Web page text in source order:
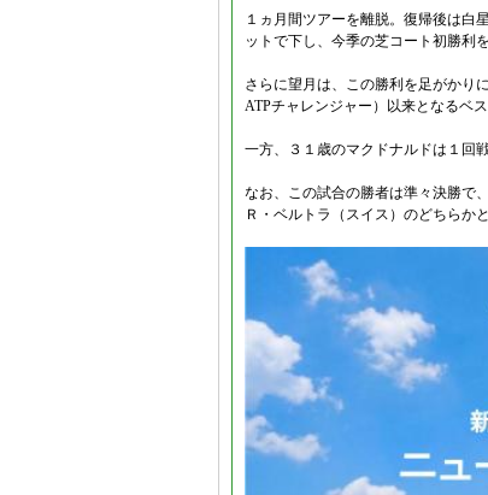
１ヵ月間ツアーを離脱。復帰後は白
ットで下し、今季の芝コート初勝利
さらに望月は、この勝利を足がかり
ATPチャレンジャー）以来となるベ
一方、３１歳のマクドナルドは１回
なお、この試合の勝者は準々決勝で
Ｒ・ベルトラ（スイス）のどちらか